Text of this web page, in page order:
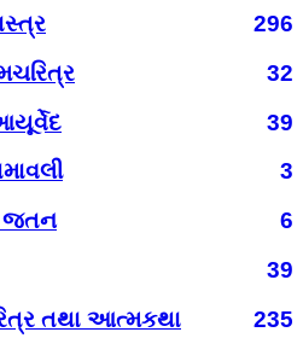
296
32
39
3
જતન
6
39
તથા આત્મકથા
235